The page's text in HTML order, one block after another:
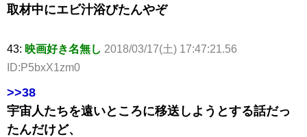
取材中にエビ汁浴びたんやぞ
43: 映画好き名無し 2018/03/17(土) 17:47:21.56
ID:P5bxX1zm0
>>38
宇宙人たちを遠いところに移送しようとする話だっ
たんだけど、